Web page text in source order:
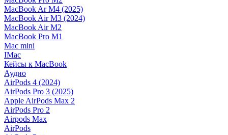
MacBook Ar M4 (2025)
MacBook Air M3 (2024)
MacBook Air M2
MacBook Pro M1
Mac mini
IMac
Кейсы к MacBook
Аудио
AirPods 4 (2024)
AirPods Pro 3 (2025)
Apple AirPods Max 2
AirPods Pro 2
Airpods Max
AirPods